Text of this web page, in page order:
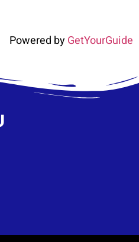
Powered byGetYourGuide